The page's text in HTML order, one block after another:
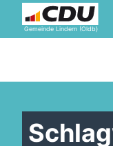
Gemeinde Lindern (Oldb)